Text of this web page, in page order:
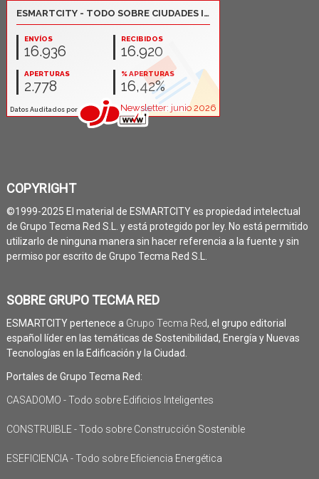
COPYRIGHT
©1999-2025 El material de ESMARTCITY es propiedad intelectual
de Grupo Tecma Red S.L. y está protegido por ley. No está permitido
utilizarlo de ninguna manera sin hacer referencia a la fuente y sin
permiso por escrito de Grupo Tecma Red S.L.
SOBRE GRUPO TECMA RED
ESMARTCITY pertenece a Grupo Tecma Red, el grupo editorial
español líder en las temáticas de Sostenibilidad, Energía y Nuevas
Tecnologías en la Edificación y la Ciudad.
Portales de Grupo Tecma Red:
CASADOMO - Todo sobre Edificios Inteligentes
CONSTRUIBLE - Todo sobre Construcción Sostenible
ESEFICIENCIA - Todo sobre Eficiencia Energética